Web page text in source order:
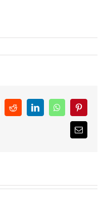
RedditLinkedInWhatsAppPinterest
Email